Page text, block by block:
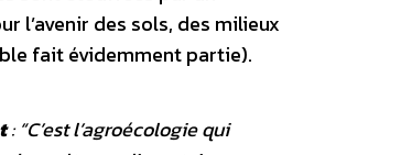
l’avenir des sols, des milieux
fait évidemment partie).
: “C’est l’agroécologie qui